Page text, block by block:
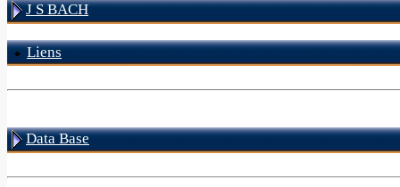
J S BACH
Liens
Data Base